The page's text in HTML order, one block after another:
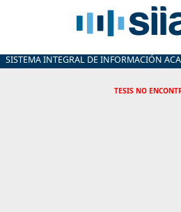
SISTEMA INTEGRAL DE INFORMACIÓN
TESIS NO